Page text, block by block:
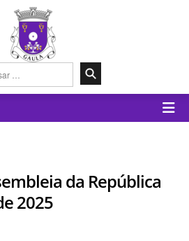
Pesquisar
por:
da República
2025